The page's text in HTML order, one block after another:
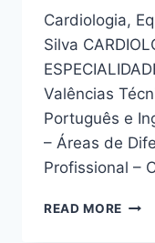
Cardiologia,
Silva
Valências
Português e
– Áreas de
Profissional –
READ MORE DRª.